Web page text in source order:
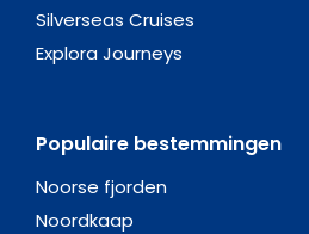
Silverseas Cruises
Explora Journeys
Populaire bestemmingen
Noorse fjorden
Noordkaap